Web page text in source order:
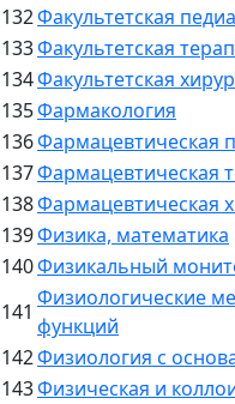
132Факультетская
133Факультетская
134Факультетская
135Фармакология
136Фармацевтическая
137Фармацевтическая
138Фармацевтическая
139Физика, математика
140Физикальный
141
Физиологические
функций
142Физиология с
143Физическая и